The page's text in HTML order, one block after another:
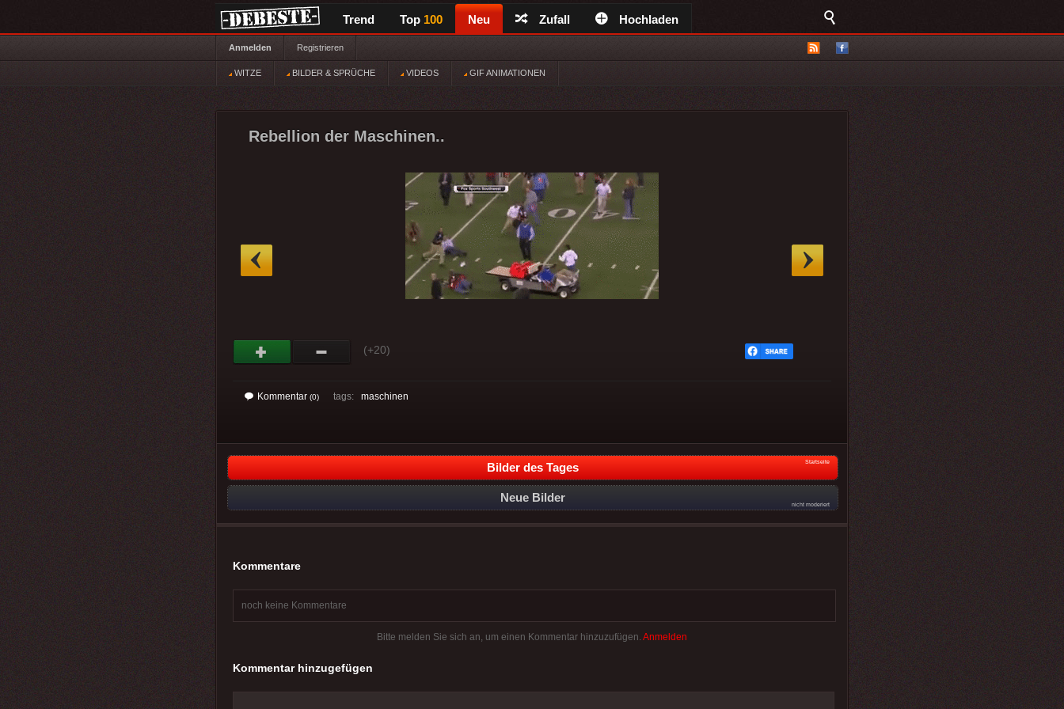
Trend Top 100 Neu Zufall Hochladen
Anmelden Registrieren
WITZE BILDER & SPRÜCHE VIDEOS GIF ANIMATIONEN
Rebellion der Maschinen..
(+20)
Kommentar (0) tags: maschinen
Bilder des Tages Startseite
Neue Bilder
nicht moderiert
Kommentare
noch keine Kommentare
Bitte melden Sie sich an, um einen Kommentar hinzuzufügen. Anmelden
Kommentar hinzugefügen